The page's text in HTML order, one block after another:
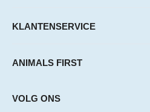
KLANTENSERVICE
ANIMALS FIRST
VOLG ONS